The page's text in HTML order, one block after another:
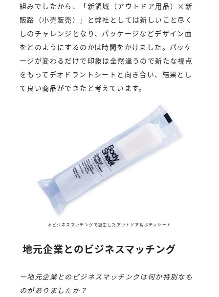
組みでしたから、「新領域（アウトドア用品）×新
販路（小売販売）」と弊社としては新しいこと尽く
しのチャレンジとなり、パッケージなどデザイン面
をどのようにするのかは時間をかけました。パッケ
ージが変わるだけで印象は全然違うので新たな視点
をもってデオドラントシートと向き合い、結果とし
て良い商品ができたと考えています。
本ビジネスマッチングで誕生したアウトドア用ボディシート
地元企業とのビジネスマッチング
ー地元企業とのビジネスマッチングは何か特別なも
のがありましたか？